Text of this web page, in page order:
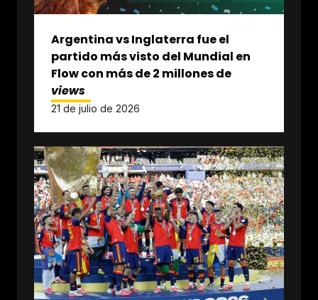
Argentina vs Inglaterra fue el
partido más visto del Mundial en
Flow con más de 2 millones de
views
21 de julio de 2026